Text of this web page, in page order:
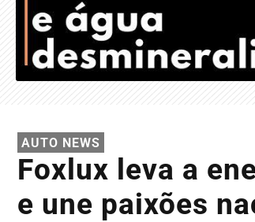
AUTO NEWS
Foxlux leva a
e une paixões